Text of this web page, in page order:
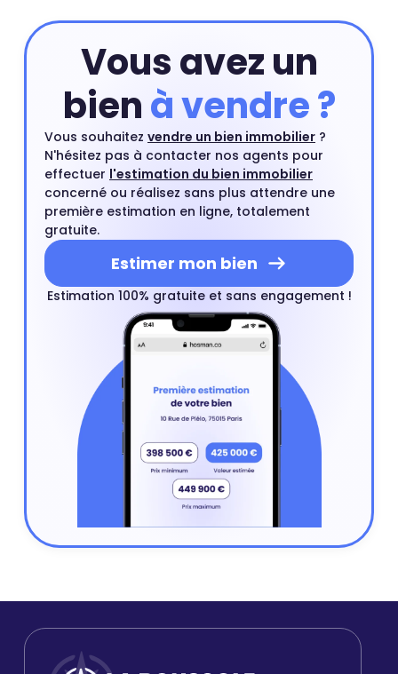
Vous avez un
bienà vendre ?
Vous souhaitez vendre un bien immobilier ?
N'hésitez pas à contacter nos agents pour
effectuer l'estimation du bien immobilier
concerné ou réalisez sans plus attendre une
première estimation en ligne, totalement
gratuite.
Estimer mon bien
Estimation 100% gratuite et sans engagement !